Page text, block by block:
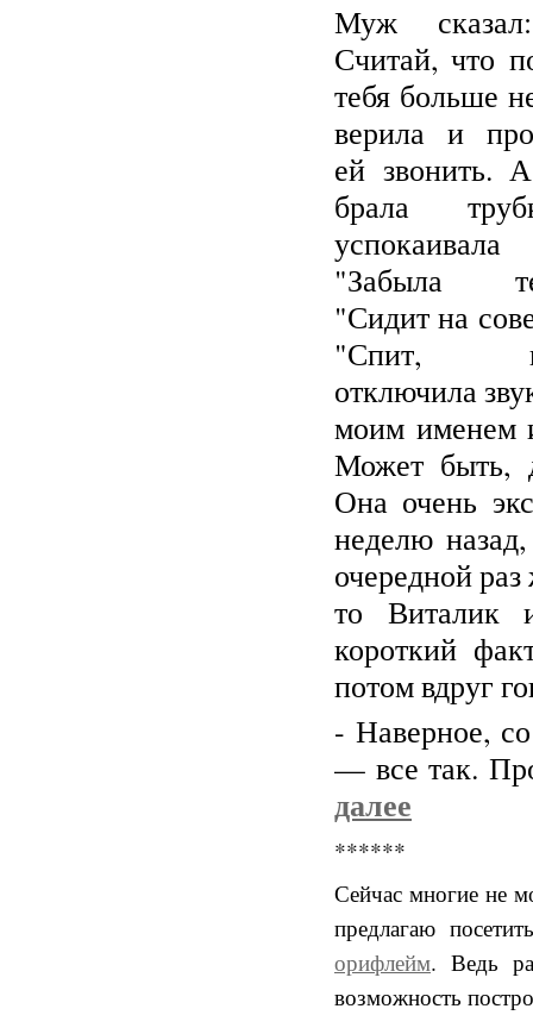
Муж
Считай, что
тебя больше
верила и
ей звонить.
брала
"Забыла
"Сидит на
"Спит,
отключила
моим именем
Может быть,
Она очень
неделю
очередной
то Виталик
короткий
потом вдруг
- Наверное,
— все так.
далее
******
Сейчас многие не
предлагаю
орифлейм. Ведь
возможность